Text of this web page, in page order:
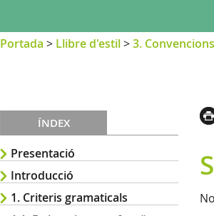
Portada > Llibre d'estil>3. Convencions
ÍNDEX
Presentació
Introducció
1. Criteris gramaticals